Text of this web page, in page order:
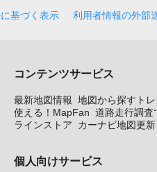
基づく表示
利用者情報の外部
コンテンツサービス
最新地図情報 地図から探すトレ
使える！MapFan 道路走行調査
ラインストア
カーナビ地図更新
個人向けサービス